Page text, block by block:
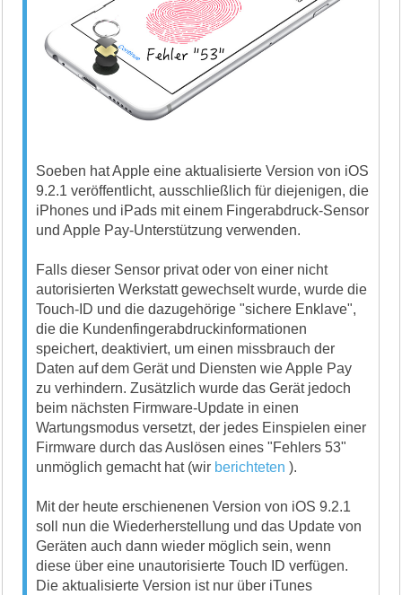
Soeben hat Apple eine aktualisierte Version von iOS
9.2.1 veröffentlicht, ausschließlich für diejenigen, die
iPhones und iPads mit einem Fingerabdruck-Sensor
und Apple Pay-Unterstützung verwenden.
Falls dieser Sensor privat oder von einer nicht
autorisierten Werkstatt gewechselt wurde, wurde die
Touch-ID und die dazugehörige "sichere Enklave",
die die Kundenfingerabdruckinformationen
speichert, deaktiviert, um einen missbrauch der
Daten auf dem Gerät und Diensten wie Apple Pay
zu verhindern. Zusätzlich wurde das Gerät jedoch
beim nächsten Firmware-Update in einen
Wartungsmodus versetzt, der jedes Einspielen einer
Firmware durch das Auslösen eines "Fehlers 53"
unmöglich gemacht hat (wir berichteten ).
Mit der heute erschienenen Version von iOS 9.2.1
soll nun die Wiederherstellung und das Update von
Geräten auch dann wieder möglich sein, wenn
diese über eine unautorisierte Touch ID verfügen.
Die aktualisierte Version ist nur über iTunes